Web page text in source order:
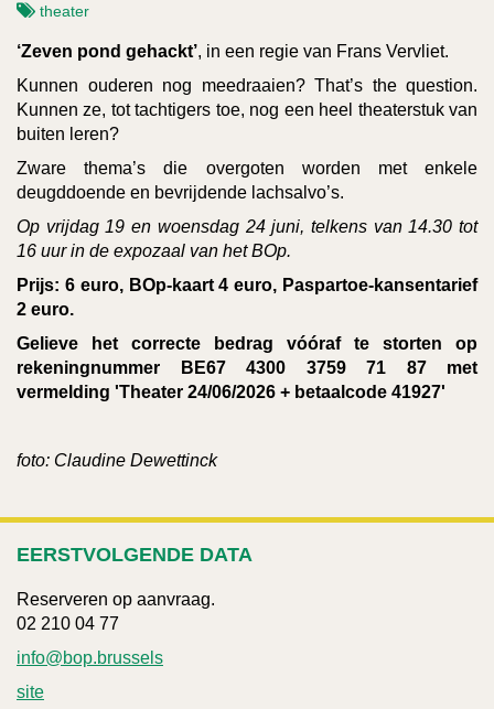
theater
‘Zeven pond gehackt’, in een regie van Frans Vervliet.
Kunnen ouderen nog meedraaien? That’s the question.
Kunnen ze, tot tachtigers toe, nog een heel theaterstuk van
buiten leren?
Zware thema’s die overgoten worden met enkele
deugddoende en bevrijdende lachsalvo’s.
Op vrijdag 19 en woensdag 24 juni, telkens van 14.30 tot
16 uur in de expozaal van het BOp.
Prijs: 6 euro, BOp-kaart 4 euro, Paspartoe-kansentarief
2 euro.
Gelieve het correcte bedrag vóóraf te storten op
rekeningnummer BE67 4300 3759 71 87 met
vermelding 'Theater 24/06/2026 + betaalcode 41927'
foto: Claudine Dewettinck
EERSTVOLGENDE DATA
Reserveren op aanvraag.
02 210 04 77
info@bop.brussels
site